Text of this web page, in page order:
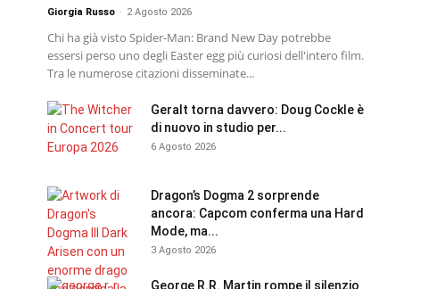
Giorgia Russo - 2 Agosto 2026
Chi ha già visto Spider-Man: Brand New Day potrebbe
essersi perso uno degli Easter egg più curiosi dell'intero film.
Tra le numerose citazioni disseminate...
Geralt torna davvero: Doug Cockle è
di nuovo in studio per...
6 Agosto 2026
Dragon’s Dogma 2 sorprende
ancora: Capcom conferma una Hard
Mode, ma...
3 Agosto 2026
George R.R. Martin rompe il silenzio